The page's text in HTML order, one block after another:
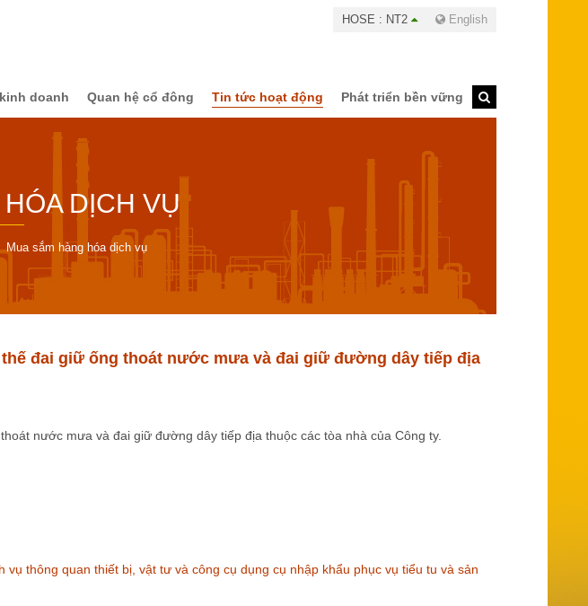
HOSE : NT2 English
doanh Quan hệ cổ đông Tin tức hoạt động Phát triển bền vững
DỊCH VỤ
Mua sắm hàng hóa dịch vụ
đai giữ ống thoát nước mưa và đai giữ đường dây tiếp địa
nước mưa và đai giữ đường dây tiếp địa thuộc các tòa nhà của Công ty.
vụ thông quan thiết bị, vật tư và công cụ dụng cụ nhập khẩu phục vụ tiểu tu và sản